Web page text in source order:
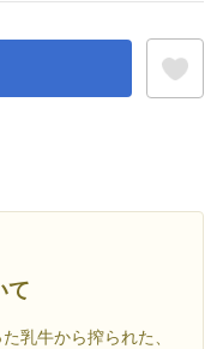
て
乳牛から搾られた、